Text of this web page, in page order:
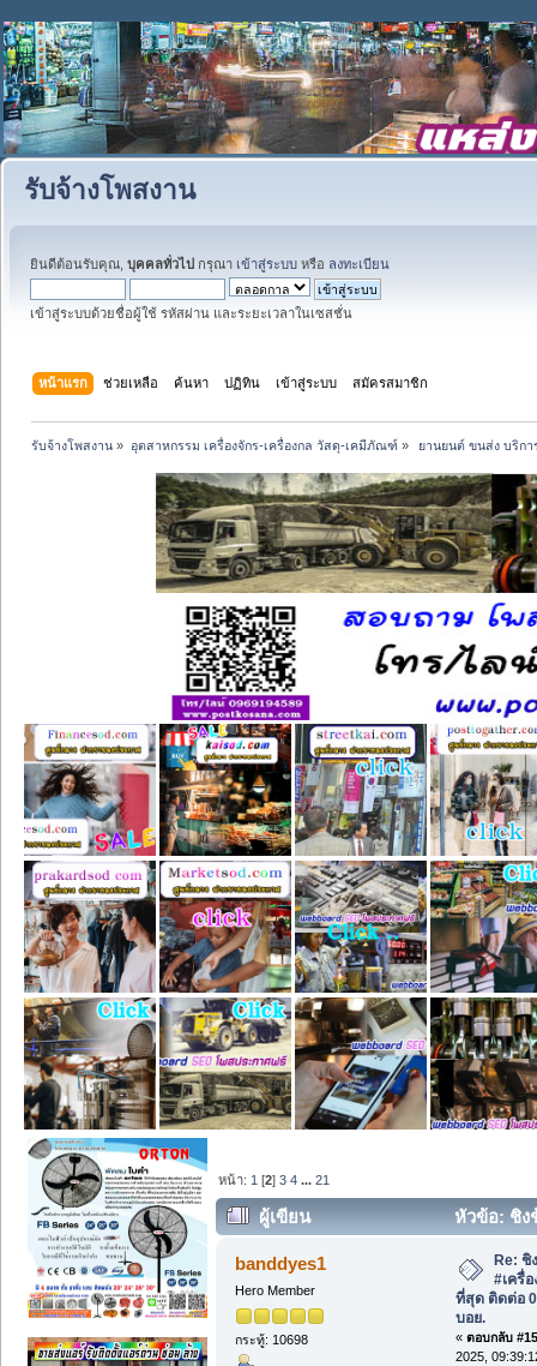
รับจ้างโพสงาน
ยินดีต้อนรับคุณ, บุคคลทั่วไป กรุณา เข้าสู่ระบบ หรือ ลงทะเบียน
เข้าสู่ระบบด้วยชื่อผู้ใช้ รหัสผ่าน และระยะเวลาในเซสชั่น
หน้าแรก ช่วยเหลือ ค้นหา ปฏิทิน เข้าสู่ระบบ สมัครสมาชิก
รับจ้างโพสงาน » อุตสาหกรรม เครื่องจักร-เครื่องกล วัสดุ-เคมีภัณฑ์ » ยานยนต์ ขนส่ง บริก
หน้า: 1 [2]3 4 ...21
ผู้เขียน
หัวข้อ: ชิง
ถูกที่สุด ติดต่อ 0819123486 คุณบอย. (อ่
banddyes1
Hero Member
กระทู้: 10698
Re: ชิ
#เครื่
ที่สุด ติดต่อ
บอย.
« ตอบกลับ
2025,